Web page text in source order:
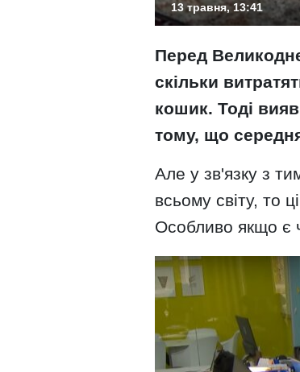
13 травня, 13:41
Перед
скільки
кошик. Тоді
тому, що
Але у зв'язку з
всьому світу, то
Особливо якщо є